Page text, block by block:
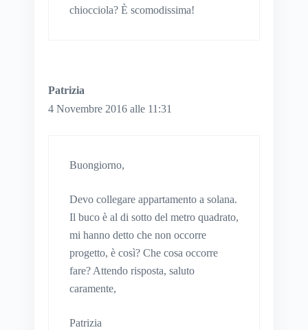
chiocciola? È scomodissima!
Patrizia
4 Novembre 2016 alle 11:31
Buongiorno,
Devo collegare appartamento a solana.
Il buco è al di sotto del metro quadrato,
mi hanno detto che non occorre
progetto, è così? Che cosa occorre
fare? Attendo risposta, saluto
caramente,
Patrizia